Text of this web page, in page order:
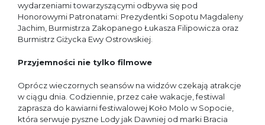
wydarzeniami towarzyszącymi odbywa się pod
Honorowymi Patronatami: Prezydentki Sopotu Magdaleny
Jachim, Burmistrza Zakopanego Łukasza Filipowicza oraz
Burmistrz Giżycka Ewy Ostrowskiej.
Przyjemności nie tylko filmowe
Oprócz wieczornych seansów na widzów czekają atrakcje
w ciągu dnia. Codziennie, przez całe wakacje, festiwal
zaprasza do kawiarni festiwalowej Koło Molo w Sopocie,
która serwuje pyszne Lody jak Dawniej od marki Bracia